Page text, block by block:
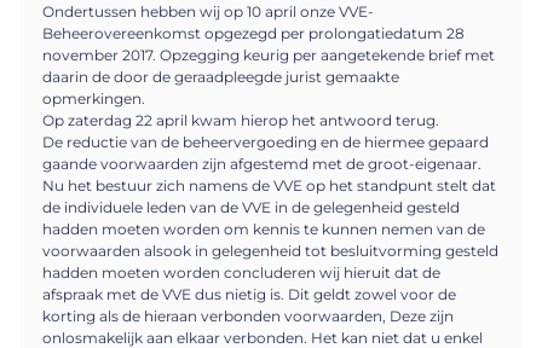
Ondertussen hebben wij op 10 april onze VVE-
Beheerovereenkomst opgezegd per prolongatiedatum 28
november 2017. Opzegging keurig per aangetekende brief met
daarin de door de geraadpleegde jurist gemaakte
opmerkingen.
Op zaterdag 22 april kwam hierop het antwoord terug.
De reductie van de beheervergoeding en de hiermee gepaard
gaande voorwaarden zijn afgestemd met de groot-eigenaar.
Nu het bestuur zich namens de VVE op het standpunt stelt dat
de individuele leden van de VVE in de gelegenheid gesteld
hadden moeten worden om kennis te kunnen nemen van de
voorwaarden alsook in gelegenheid tot besluitvorming gesteld
hadden moeten worden concluderen wij hieruit dat de
afspraak met de VVE dus nietig is. Dit geldt zowel voor de
korting als de hieraan verbonden voorwaarden, Deze zijn
onlosmakelijk aan elkaar verbonden. Het kan niet dat u enkel